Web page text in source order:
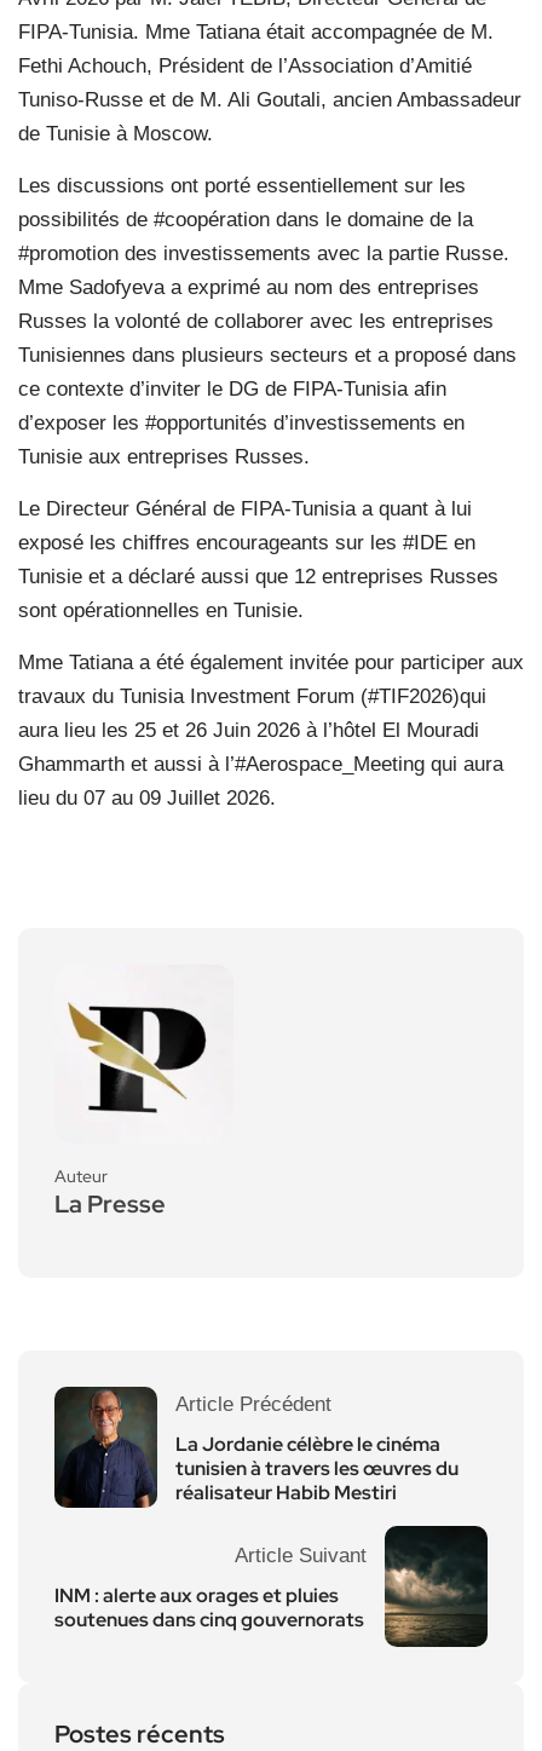
FIPA-Tunisia. Mme Tatiana était accompagnée de M.
Fethi Achouch, Président de l’Association d’Amitié
Tuniso-Russe et de M. Ali Goutali, ancien Ambassadeur
de Tunisie à Moscow.
Les discussions ont porté essentiellement sur les
possibilités de #coopération dans le domaine de la
#promotion des investissements avec la partie Russe.
Mme Sadofyeva a exprimé au nom des entreprises
Russes la volonté de collaborer avec les entreprises
Tunisiennes dans plusieurs secteurs et a proposé dans
ce contexte d’inviter le DG de FIPA-Tunisia afin
d’exposer les #opportunités d’investissements en
Tunisie aux entreprises Russes.
Le Directeur Général de FIPA-Tunisia a quant à lui
exposé les chiffres encourageants sur les #IDE en
Tunisie et a déclaré aussi que 12 entreprises Russes
sont opérationnelles en Tunisie.
Mme Tatiana a été également invitée pour participer aux
travaux du Tunisia Investment Forum (#TIF2026)qui
aura lieu les 25 et 26 Juin 2026 à l’hôtel El Mouradi
Ghammarth et aussi à l’#Aerospace_Meeting qui aura
lieu du 07 au 09 Juillet 2026.
Auteur
La Presse
Article Précédent
La Jordanie célèbre le cinéma
tunisien à travers les œuvres du
réalisateur Habib Mestiri
Article Suivant
INM : alerte aux orages et pluies
soutenues dans cinq gouvernorats
Postes récents